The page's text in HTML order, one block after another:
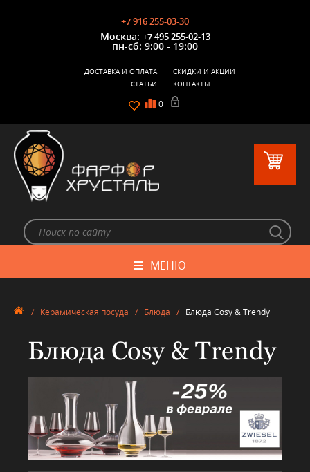
+7 916 255-03-30
Москва: +7 495 255-02-13
пн-сб: 9:00 - 19:00
0
ДОСТАВКА И ОПЛАТА
СКИДКИ И АКЦИИ
СТАТЬИ
КОНТАКТЫ
МЕНЮ
/ Керамическая посуда / Блюда / Блюда Cosy & Trendy
Блюда Cosy & Trendy